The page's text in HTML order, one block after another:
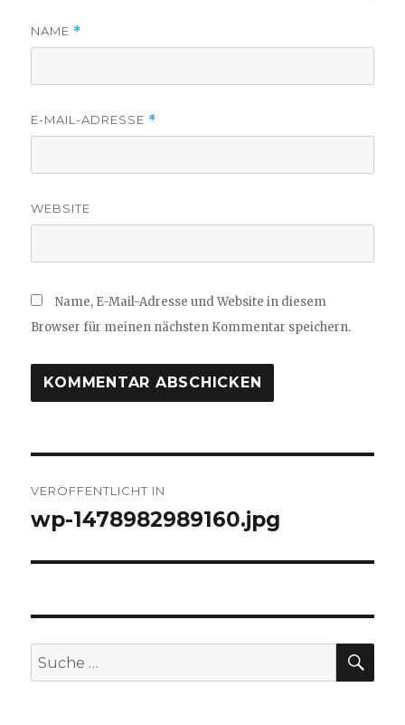
NAME *
E-MAIL-ADRESSE *
WEBSITE
Name, E-Mail-Adresse und Website in diesem
Browser für meinen nächsten Kommentar speichern.
VERÖFFENTLICHT IN
wp-1478982989160.jpg
Suche
nach: